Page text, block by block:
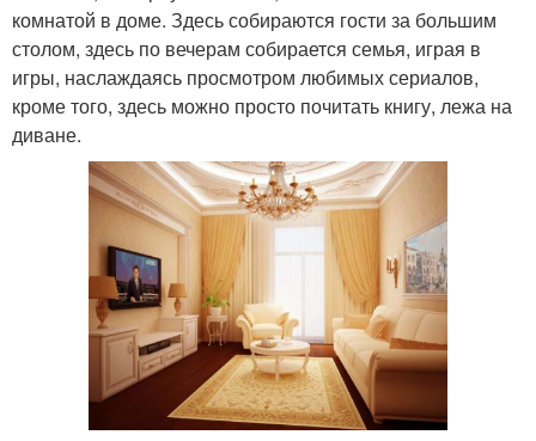
комнатой в доме. Здесь собираются гости за большим
столом, здесь по вечерам собирается семья, играя в
игры, наслаждаясь просмотром любимых сериалов,
кроме того, здесь можно просто почитать книгу, лежа на
диване.